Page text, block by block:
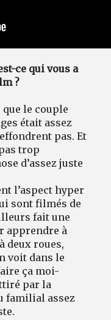
ce qui vous a
?
le couple
était assez
pas. Et
trop
d’assez juste
l’aspect hyper
sont filmés de
fait une
apprendre à
deux roues,
voit dans le
ça moi-
par la
familial assez